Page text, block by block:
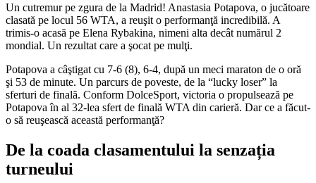
Un cutremur pe zgura de la Madrid! Anastasia Potapova, o jucătoare
clasată pe locul 56 WTA, a reuşit o performanţă incredibilă. A
trimis-o acasă pe Elena Rybakina, nimeni alta decât numărul 2
mondial. Un rezultat care a şocat pe mulţi.
Potapova a câştigat cu 7-6 (8), 6-4, după un meci maraton de o oră
şi 53 de minute. Un parcurs de poveste, de la “lucky loser” la
sferturi de finală. Conform DolceSport, victoria o propulsează pe
Potapova în al 32-lea sfert de finală WTA din carieră. Dar ce a făcut-
o să reuşească această performanţă?
De la coada clasamentului la senzația
turneului